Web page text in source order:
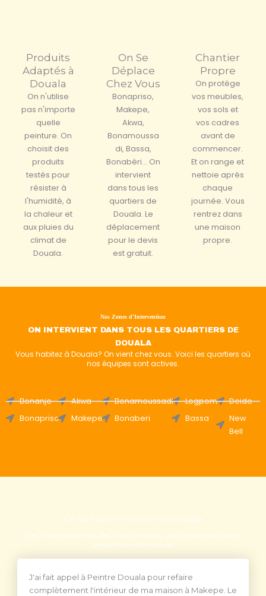
Produits
Adaptés à
Douala
On n'utilise
pas n'importe
quelle
peinture. On
choisit des
produits
testés pour
résister à
l'humidité, à
la chaleur et
aux pluies du
climat de
Douala.
On Se
Déplace
Chez Vous
Bonapriso,
Makepe,
Akwa,
Bonamoussa
di, Bassa,
Bonabéri... On
intervient
dans tous les
quartiers de
Douala. Le
déplacement
pour le devis
est gratuit.
Chantier
Propre
On protège
vos meubles,
vos sols et
vos cadres
avant de
commencer.
Et on range et
nettoie après
chaque
journée. Vous
rentrez dans
une maison
propre.
Nos Zones d'Intervention
ON INTERVIENT DANS TOUS LES QUARTIERS DE
DOUALA
Vous habitez à Douala? On vient chez vous. Voici les quartiers où
nos équipes sont actives.
Bonanjo
Bonapriso
Akwa
Makepe
Bonamoussadi
Bonaberi
Logpom
Bassa
Deido
New
Bell
Ce Que Disent Nos Clients à Douala
Des vraies personnes, des vraies maisons. Voici ce que nos clients
pensent de notre travail.
J'ai fait appel à Peintre Douala pour refaire
complètement l'intérieur de ma maison à Makepe. Le